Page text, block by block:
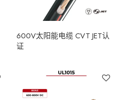
600V太阳能电缆 CVT JET认
证